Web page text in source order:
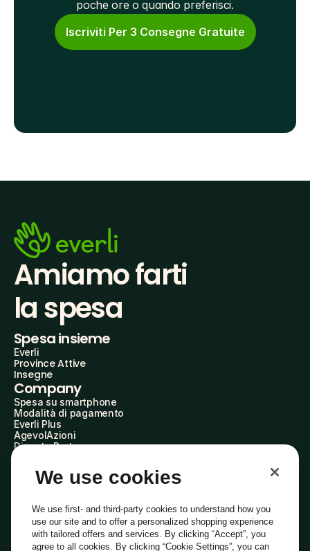
poche ore o quando preferisci.
Iscriviti Per 3 Consegne Gratuite
Amiamo farti
la spesa
Spesa insieme
Everli
Province Attive
Insegne
Company
Spesa su smartphone
Modalità di pagamento
Everli Plus
AgevolAzioni
Diventa Partner
Everli Shoppers
About Us
Everli News
Domande frequenti
Lavora con noi
Diventa Shopper
We use cookies
We use first- and third-party cookies to understand how you
use our site and to offer a personalized shopping experience
with tailored offers and services. By clicking “Accept”, you
agree to all cookies. By clicking “Cookie Settings”, you can